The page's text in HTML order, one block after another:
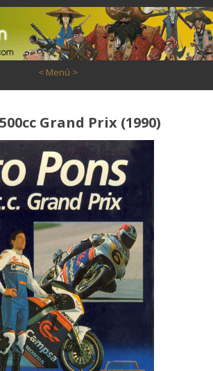
< Menú >
Grand Prix (1990)